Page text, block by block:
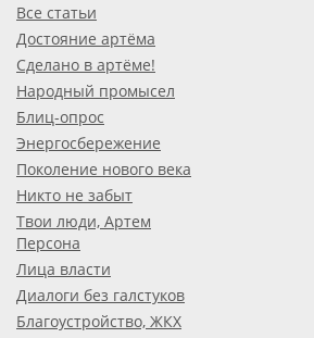
Все статьи
Достояние артёма
Сделано в артёме!
Народный промысел
Блиц-опрос
Энергосбережение
Поколение нового века
Никто не забыт
Твои люди, Артем
Персона
Лица власти
Диалоги без галстуков
Благоустройство, ЖКХ